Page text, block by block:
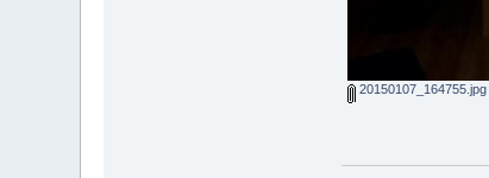
20150107_164755.jpg